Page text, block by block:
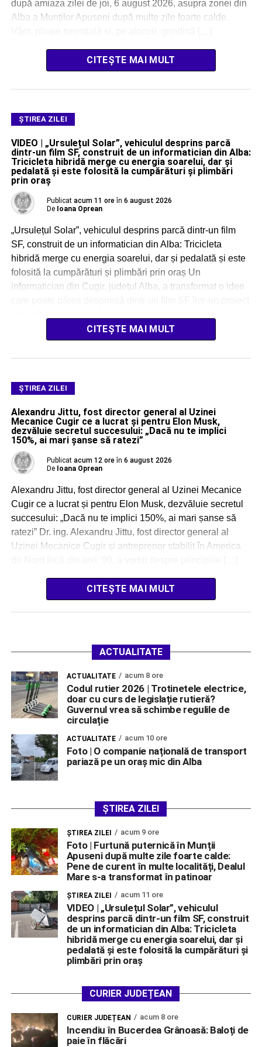
după amiaza zilei de joi, 6 august 2026, asupra zonei din
Alba a Munților Apuseni după multe zile foarte calde.
CITEȘTE MAI MULT
ŞTIREA ZILEI
VIDEO | „Ursulețul Solar”, vehiculul desprins parcă
dintr-un film SF, construit de un informatician din Alba:
Tricicleta hibridă merge cu energia soarelui, dar și
pedalată și este folosită la cumpărături și plimbări
prin oraș
Publicat acum 11 ore în 6 august 2026
De Ioana Oprean
„Ursulețul Solar”, vehiculul desprins parcă dintr-un film
SF, construit de un informatician din Alba: Tricicleta
hibridă merge cu energia soarelui, dar și pedalată și este
folosită la cumpărături și plimbări prin oraș Un
informatician din Cugir, județul Alba, a transformat o idee
CITEȘTE MAI MULT
ŞTIREA ZILEI
Alexandru Jittu, fost director general al Uzinei
Mecanice Cugir ce a lucrat și pentru Elon Musk,
dezvăluie secretul succesului: „Dacă nu te implici
150%, ai mari șanse să ratezi”
Publicat acum 12 ore în 6 august 2026
De Ioana Oprean
Alexandru Jittu, fost director general al Uzinei Mecanice
Cugir ce a lucrat și pentru Elon Musk, dezvăluie secretul
succesului: „Dacă nu te implici 150%, ai mari șanse să
ratezi” Dr. ing. Alexandru Jittu, fost director general al
Uzinei Mecanice Cugir și antreprenor stabilit în America
CITEȘTE MAI MULT
ACTUALITATE
ACTUALITATE acum 8 ore
Codul rutier 2026 | Trotinetele electrice,
doar cu curs de legislație rutieră?
Guvernul vrea să schimbe regulile de
circulație
ACTUALITATE acum 10 ore
Foto | O companie națională de transport
pariază pe un oraș mic din Alba
ȘTIREA ZILEI
ŞTIREA ZILEI acum 9 ore
Foto | Furtună puternică în Munții
Apuseni după multe zile foarte calde:
Pene de curent în multe localități, Dealul
Mare s-a transformat în patinoar
ŞTIREA ZILEI acum 11 ore
VIDEO | „Ursulețul Solar”, vehiculul
desprins parcă dintr-un film SF, construit
de un informatician din Alba: Tricicleta
hibridă merge cu energia soarelui, dar și
pedalată și este folosită la cumpărături și
plimbări prin oraș
CURIER JUDEȚEAN
CURIER JUDEȚEAN acum 8 ore
Incendiu în Bucerdea Grânoasă: Baloți de
paie în flăcări